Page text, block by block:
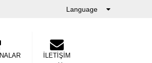
Language
İLETİŞİM